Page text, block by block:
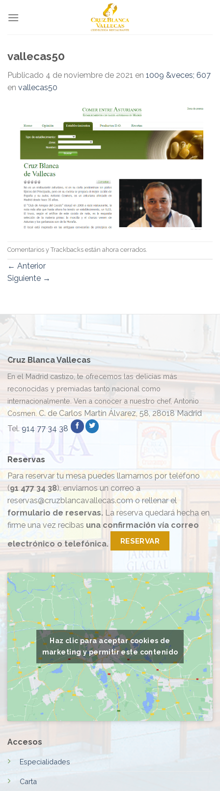
vallecas50
Publicado 4 de noviembre de 2021 en 1009 &veces; 607
en vallecas50
Comentarios y Trackbacks están ahora cerrados.
← Anterior
Siguiente →
Cruz Blanca Vallecas
En el Madrid castizo, te ofrecemos las delicias más
reconocidas y premiadas tanto nacional como
internacionalmente. Ven a conocer a nuestro chef, Antonio
Cosmen. C. de Carlos Martín Álvarez, 58, 28018 Madrid
Tel. 914 77 34 38
Haz clic para aceptar cookies de
marketing y permitir este contenido
Accesos
Especialidades
Carta
Reservas
Para reservar tu mesa puedes llamarnos por teléfono
(91 477 34 38), enviarnos un correo a
reservas@cruzblancavallecas.com o rellenar el
formulario de reservas. La reserva quedará hecha en
firme una vez recibas una confirmación vía correo
electrónico o telefónica. RESERVAR